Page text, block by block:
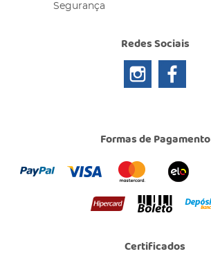
Segurança
Redes Sociais
Formas de Pagamento
Certificados